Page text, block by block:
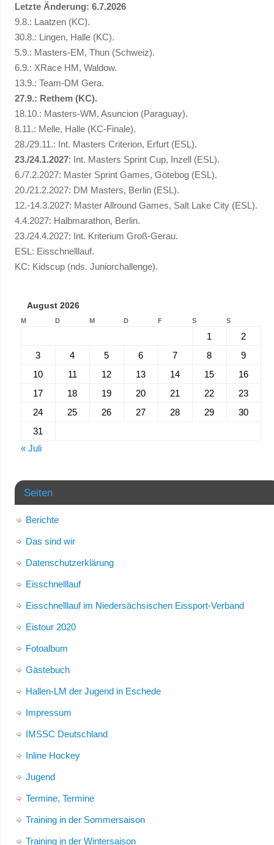
Letzte Änderung: 6.7.2026
9.8.: Laatzen (KC).
30.8.: Lingen, Halle (KC).
5.9.: Masters-EM, Thun (Schweiz).
6.9.: XRace HM, Waldow.
13.9.: Team-DM Gera.
27.9.: Rethem (KC).
18.10.: Masters-WM, Asuncion (Paraguay).
8.11.: Melle, Halle (KC-Finale).
28./29.11.: Int. Masters Criterion, Erfurt (ESL).
23./24.1.2027: Int. Masters Sprint Cup, Inzell (ESL).
6./7.2.2027: Master Sprint Games, Götebog (ESL).
20./21.2.2027: DM Masters, Berlin (ESL).
12.-14.3.2027: Master Allround Games, Salt Lake City (ESL).
4.4.2027: Halbmarathon, Berlin.
23./24.4.2027: Int. Kriterium Groß-Gerau.
ESL: Eisschnelllauf.
KC: Kidscup (nds. Juniorchallenge).
August 2026
M D M D F S S
1
2
3
4 5 6 7 8
9
10
11 12 13 14 15
16
17
18 19 20 21 22
23
24
25 26 27 28 29
30
31
« Juli
Seiten
Berichte
Das sind wir
Datenschutzerklärung
Eisschnelllauf
Eisschnelllauf im Niedersächsischen Eissport-Verband
Eistour 2020
Fotoalbum
Gästebuch
Hallen-LM der Jugend in Eschede
Impressum
IMSSC Deutschland
Inline Hockey
Jugend
Termine, Termine
Training in der Sommersaison
Training in der Wintersaison